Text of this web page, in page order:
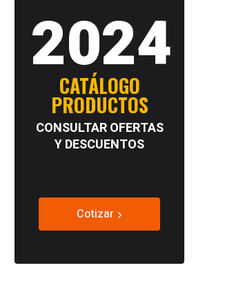
2024
CATÁLOGO
PRODUCTOS
CONSULTAR OFERTAS
Y DESCUENTOS
Cotizar